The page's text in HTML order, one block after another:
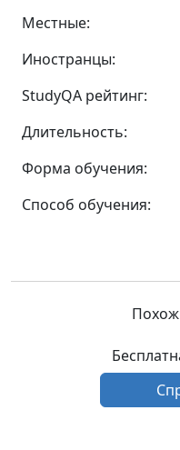
Местные:
Иностранцы:
StudyQA рейтинг:
Длительность:
Форма обучения:
Способ обучения: